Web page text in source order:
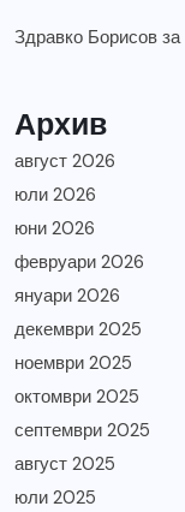
Здравко Борисов за
Архив
август 2026
юли 2026
юни 2026
февруари 2026
януари 2026
декември 2025
ноември 2025
октомври 2025
септември 2025
август 2025
юли 2025